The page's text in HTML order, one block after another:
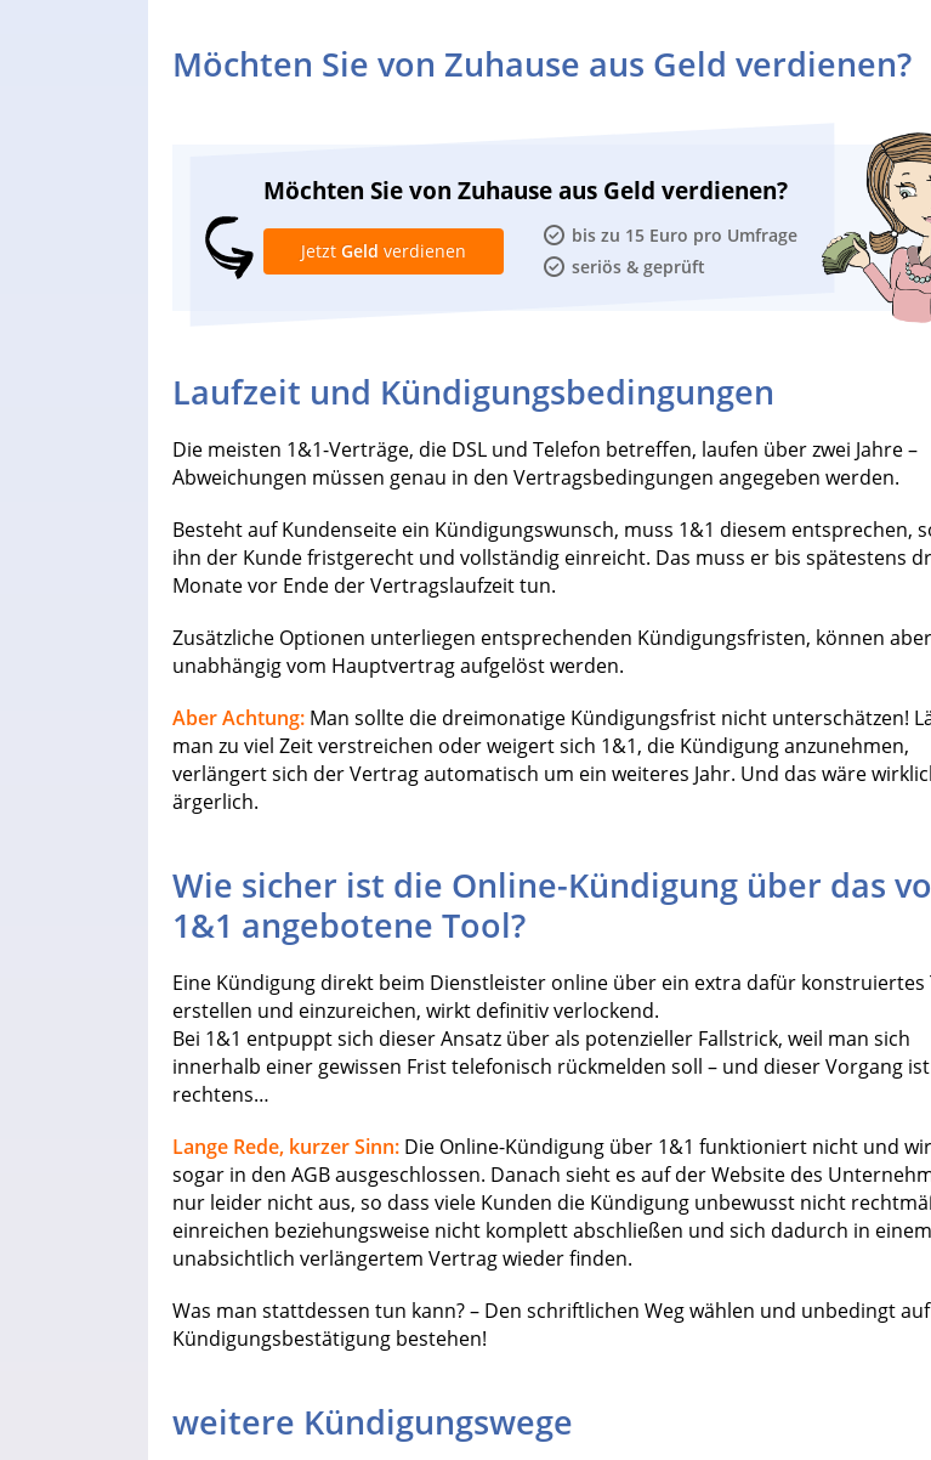
Möchten Sie von Zuhause aus Geld verdienen?
Möchten Sie von Zuhause aus Geld verdienen?
bis zu 15 Euro pro Umfrage
seriös & geprüft
Jetzt Geld verdienen
Laufzeit und Kündigungsbedingungen
Die meisten 1&1-Verträge, die DSL und Telefon betreffen, laufen über zwei Jahre –
Abweichungen müssen genau in den Vertragsbedingungen angegeben werden.
Besteht auf Kundenseite ein Kündigungswunsch, muss 1&1 diesem entsprechen,
ihn der Kunde fristgerecht und vollständig einreicht. Das muss er bis spätestens
Monate vor Ende der Vertragslaufzeit tun.
Zusätzliche Optionen unterliegen entsprechenden Kündigungsfristen, können
unabhängig vom Hauptvertrag aufgelöst werden.
Aber Achtung: Man sollte die dreimonatige Kündigungsfrist nicht unterschätzen!
man zu viel Zeit verstreichen oder weigert sich 1&1, die Kündigung anzunehmen,
verlängert sich der Vertrag automatisch um ein weiteres Jahr. Und das wäre
ärgerlich.
Wie sicher ist die Online-Kündigung über das
1&1 angebotene Tool?
Eine Kündigung direkt beim Dienstleister online über ein extra dafür konstruiertes
erstellen und einzureichen, wirkt definitiv verlockend.
Bei 1&1 entpuppt sich dieser Ansatz über als potenzieller Fallstrick, weil man sich
innerhalb einer gewissen Frist telefonisch rückmelden soll – und dieser Vorgang
rechtens…
Lange Rede, kurzer Sinn: Die Online-Kündigung über 1&1 funktioniert nicht und
sogar in den AGB ausgeschlossen. Danach sieht es auf der Website des
nur leider nicht aus, so dass viele Kunden die Kündigung unbewusst nicht
einreichen beziehungsweise nicht komplett abschließen und sich dadurch in einem
unabsichtlich verlängertem Vertrag wieder finden.
Was man stattdessen tun kann? – Den schriftlichen Weg wählen und unbedingt
Kündigungsbestätigung bestehen!
weitere Kündigungswege
Heimarbeit ohne PC: Die
Geld verdienen als Tagger für
Arbeitslosengeld: Wofür